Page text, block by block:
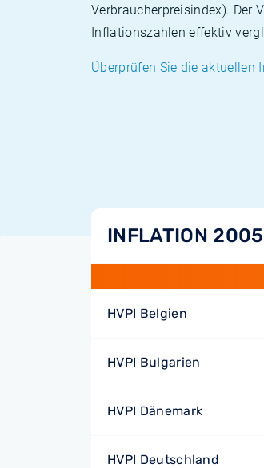
Verbraucherpreisindex). Der
Inflationszahlen effektiv
Überprüfen Sie die aktuellen
INFLATION
HVPI Belgien
HVPI Bulgarien
HVPI Dänemark
HVPI Deutschland